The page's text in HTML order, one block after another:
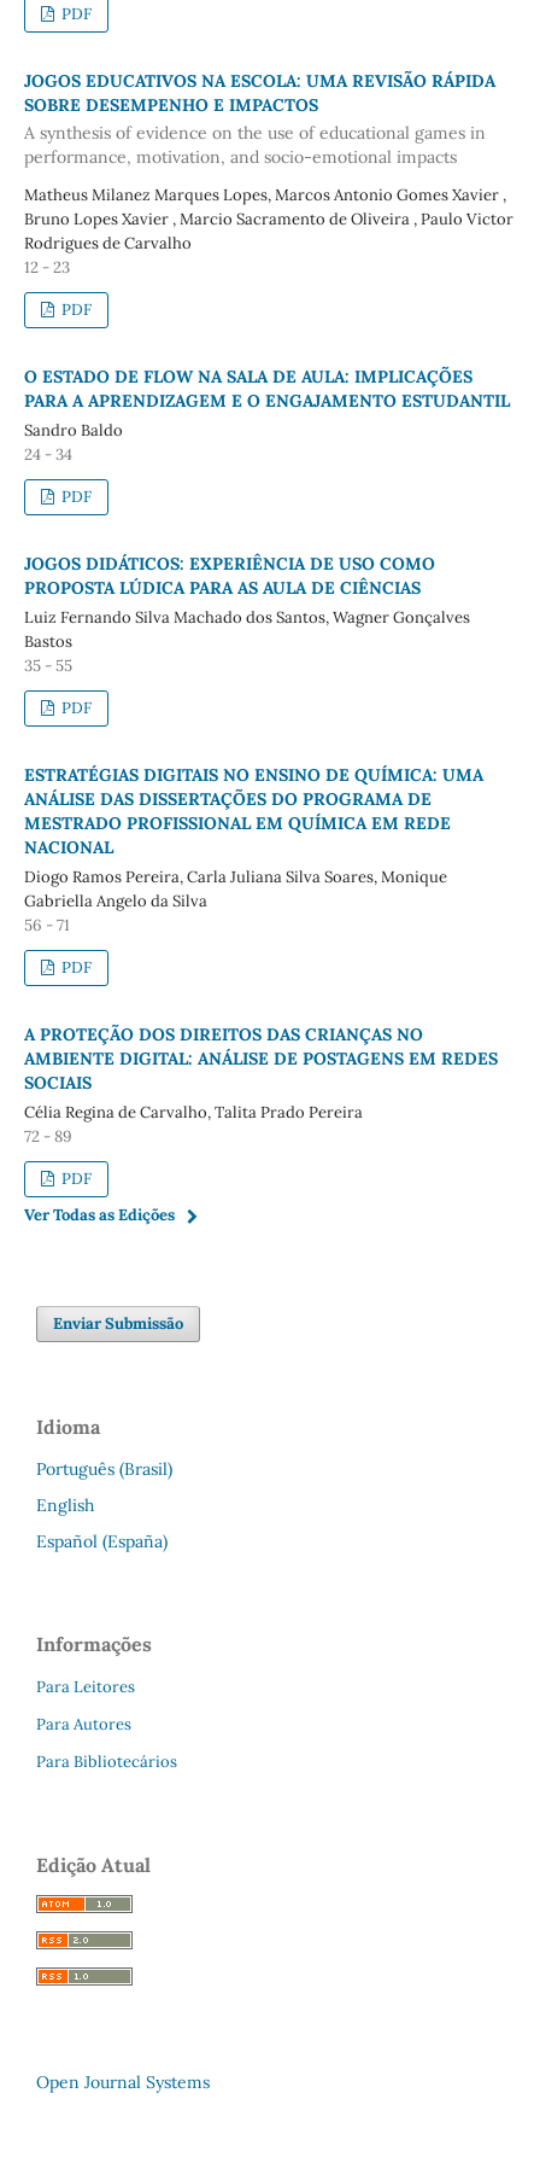
PDF
JOGOS EDUCATIVOS NA ESCOLA: UMA REVISÃO RÁPIDA
SOBRE DESEMPENHO E IMPACTOS
A synthesis of evidence on the use of educational games in
performance, motivation, and socio-emotional impacts
Matheus Milanez Marques Lopes, Marcos Antonio Gomes Xavier ,
Bruno Lopes Xavier , Marcio Sacramento de Oliveira , Paulo Victor
Rodrigues de Carvalho
12 - 23
PDF
O ESTADO DE FLOW NA SALA DE AULA: IMPLICAÇÕES
PARA A APRENDIZAGEM E O ENGAJAMENTO ESTUDANTIL
Sandro Baldo
24 - 34
PDF
JOGOS DIDÁTICOS: EXPERIÊNCIA DE USO COMO
PROPOSTA LÚDICA PARA AS AULA DE CIÊNCIAS
Luiz Fernando Silva Machado dos Santos, Wagner Gonçalves
Bastos
35 - 55
PDF
ESTRATÉGIAS DIGITAIS NO ENSINO DE QUÍMICA: UMA
ANÁLISE DAS DISSERTAÇÕES DO PROGRAMA DE
MESTRADO PROFISSIONAL EM QUÍMICA EM REDE
NACIONAL
Diogo Ramos Pereira, Carla Juliana Silva Soares, Monique
Gabriella Angelo da Silva
56 - 71
PDF
A PROTEÇÃO DOS DIREITOS DAS CRIANÇAS NO
AMBIENTE DIGITAL: ANÁLISE DE POSTAGENS EM REDES
SOCIAIS
Célia Regina de Carvalho, Talita Prado Pereira
72 - 89
PDF
Ver Todas as Edições
Enviar Submissão
Idioma
Português (Brasil)
English
Español (España)
Informações
Para Leitores
Para Autores
Para Bibliotecários
Edição Atual
Open Journal Systems